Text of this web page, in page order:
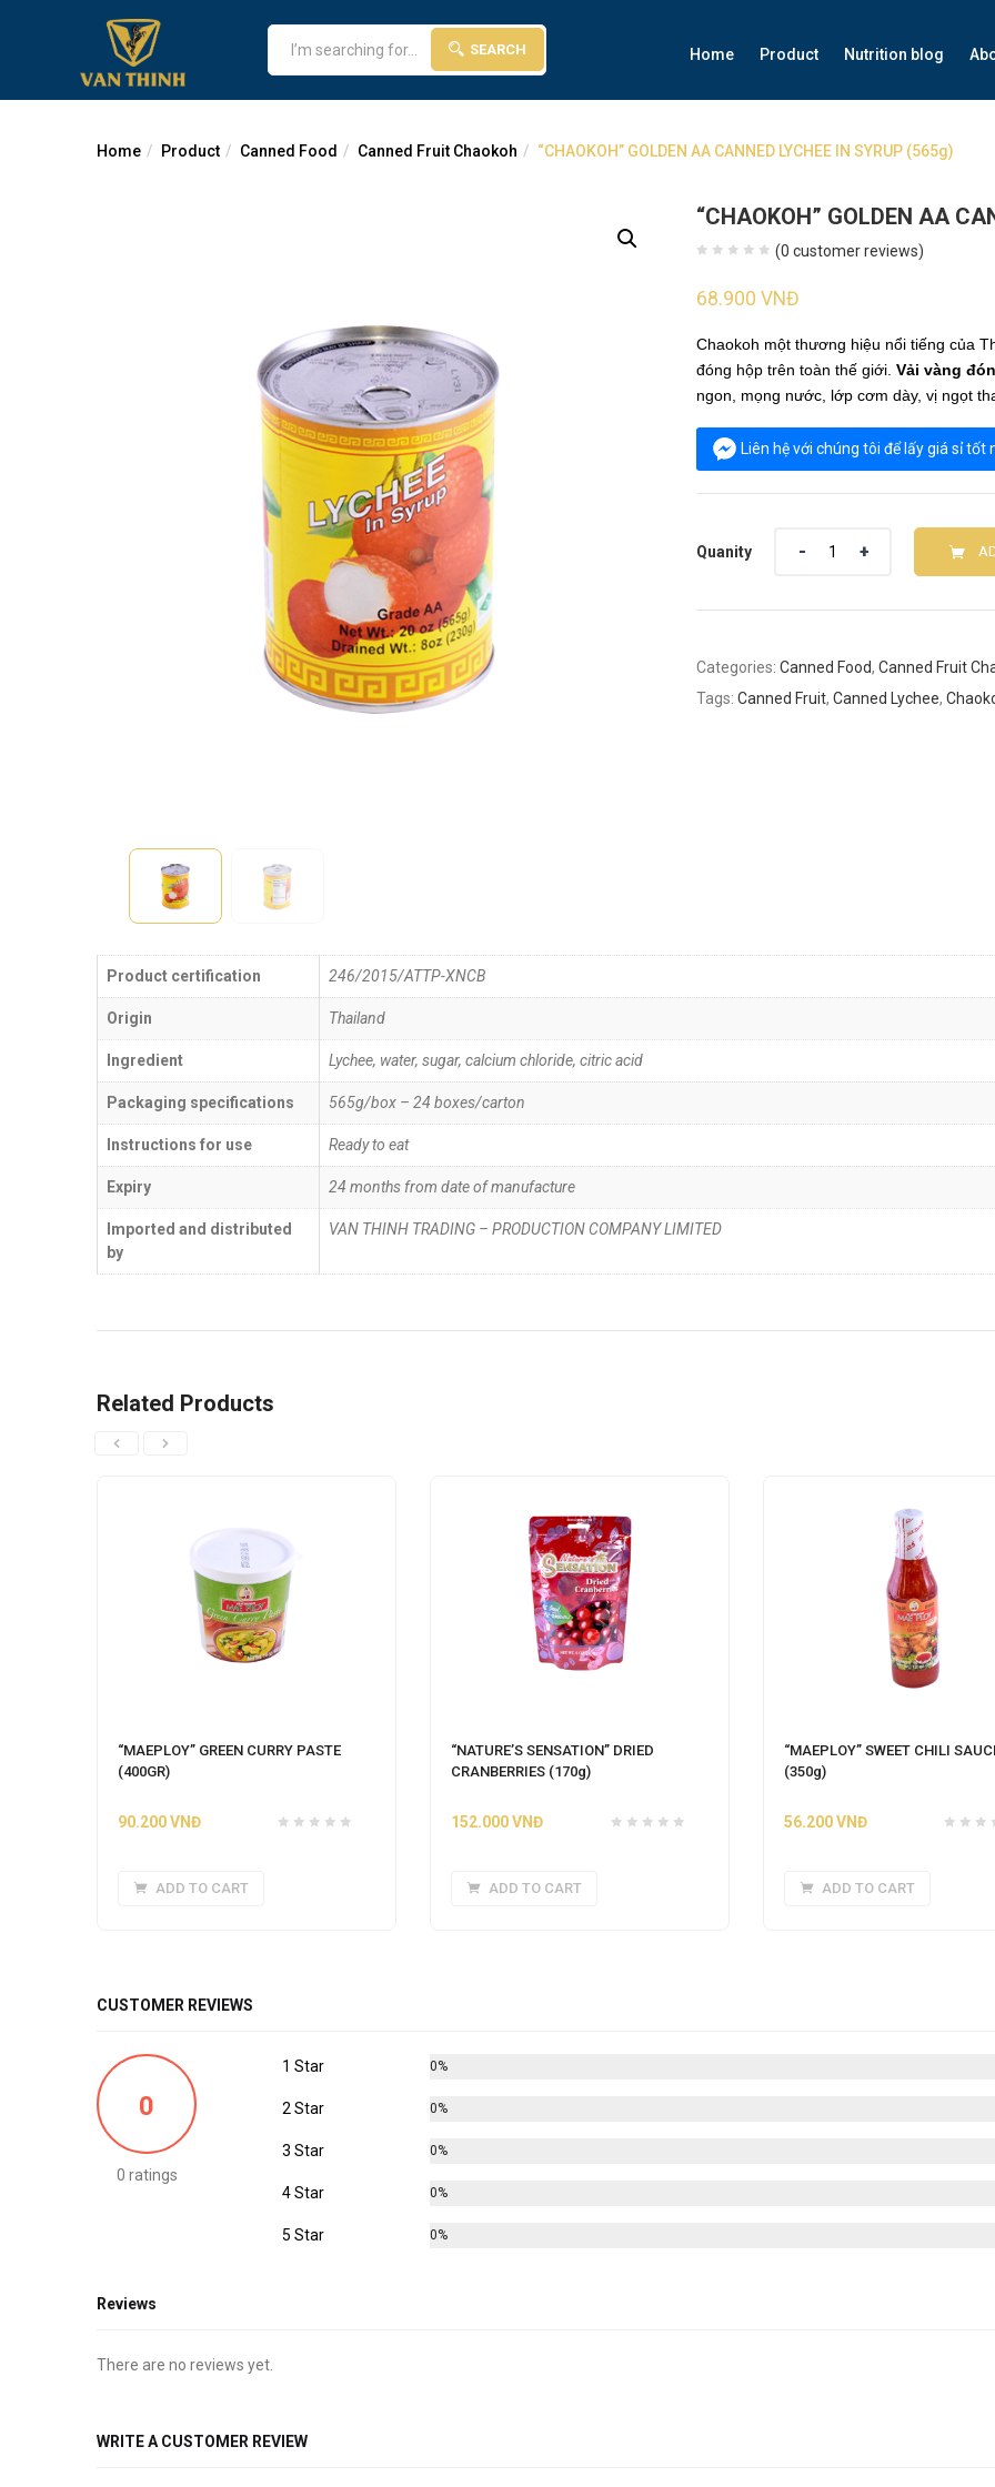
SEARCH Home Product Nutrition blog
Home Product Canned Food Canned Fruit Chaokoh “CHAOKOH” GOLDEN AA CANNED LYCHEE IN SYRUP (565g)
“CHAOKOH” GOLDEN AA
(0 customer reviews)
68.900 VNĐ
Chaokoh một thương hiệu nổi tiếng của
đóng hộp trên toàn thế giới. Vải vàng
ngon, mọng nước, lớp cơm dày, vị ngọt
Liên hệ với chúng tôi để lấy giá sỉ tốt
Quanity
Categories: Canned Food, Canned Fruit
Tags: Canned Fruit, Canned Lychee,
Product certification 246/2015/ATTP-XNCB
Origin Thailand
Ingredient Lychee, water, sugar, calcium chloride, citric acid
Packaging specifications 565g/box – 24 boxes/carton
Instructions for use Ready to eat
Expiry 24 months from date of manufacture
Imported and distributed
by
VAN THINH TRADING – PRODUCTION COMPANY LIMITED
Related Products
“MAEPLOY” GREEN CURRY PASTE
(400GR)
90.200VNĐ
ADD TO CART
“NATURE’S SENSATION” DRIED
CRANBERRIES (170g)
152.000VNĐ
ADD TO CART
“MAEPLOY” SWEET CHILI
(350g)
56.200VNĐ
ADD TO CART
CUSTOMER REVIEWS
0
0 ratings
1 Star 0%
2 Star 0%
3 Star 0%
4 Star 0%
5 Star 0%
Reviews
There are no reviews yet.
WRITE A CUSTOMER REVIEW